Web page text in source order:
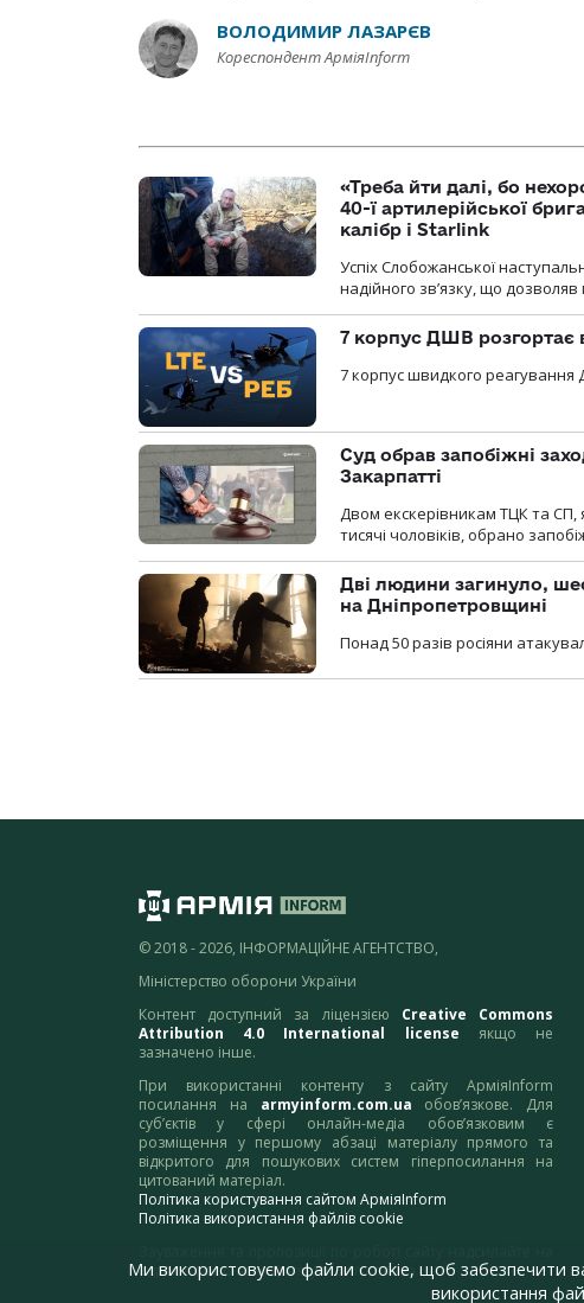
ВОЛОДИМИР ЛАЗАРЄВ
Кореспондент АрміяInform
«Треба йти далі, бо
40-ї артилерійської
калібр і Starlink
Успіх Слобожанської
надійного зв’язку, що
7 корпус ДШВ розгортає
7 корпус швидкого реагування
Суд обрав запобіжні
Закарпатті
Двом екскерівникам ТЦК та СП,
тисячі чоловіків, обрано
Дві людини загинуло,
на Дніпропетровщині
Понад 50 разів росіяни
© 2018 - 2026, ІНФОРМАЦІЙНЕ АГЕНТСТВО,
Міністерство оборони України
Контент доступний за ліцензією Creative Commons
Attribution 4.0 International license якщо не
зазначено інше.
При використанні контенту з сайту АрміяInform
посилання на armyinform.com.ua обов’язкове. Для
суб’єктів у сфері онлайн-медіа обов’язковим є
розміщення у першому абзаці матеріалу прямого та
відкритого для пошукових систем гіперпосилання на
цитований матеріал.
Політика користування сайтом АрміяInform
Політика використання файлів cookie
адресу:webmaster@armyinform.com.ua
Ми використовуємо файли cookie, щоб забезпечити
використання